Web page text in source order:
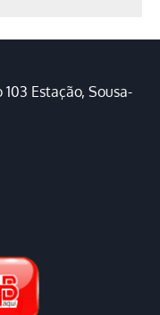
Estação, Sousa-